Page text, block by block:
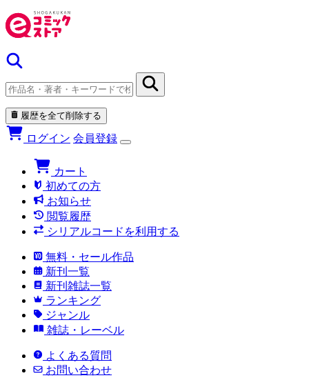
履歴を全て削除する
ログイン 会員登録
カート
初めての方
お知らせ
閲覧履歴
シリアルコードを利用する
無料・セール作品
新刊一覧
新刊雑誌一覧
ランキング
ジャンル
雑誌・レーベル
よくある質問
お問い合わせ